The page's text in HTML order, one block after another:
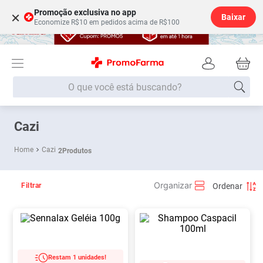
× Promoção exclusiva no app
Economize R$10 em pedidos acima de R$100
Baixar
O que você está buscando?
Cazi
Cazi 2Produtos
Filtrar
Restam 1 unidades!
Termos mais buscados
1 º Fralda
3º
5º Fralda G
7º Desodorante